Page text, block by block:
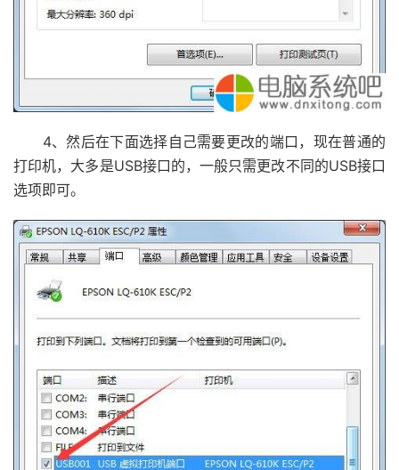
4、然后在下面选择自己需要更改的端口，现在普通的
打印机，大多是USB接口的，一般只需更改不同的USB接口
选项即可。